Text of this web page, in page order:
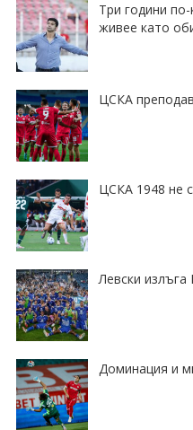
Три години
живее като
ЦСКА
ЦСКА 1948 не
Левски излъга
Доминация и